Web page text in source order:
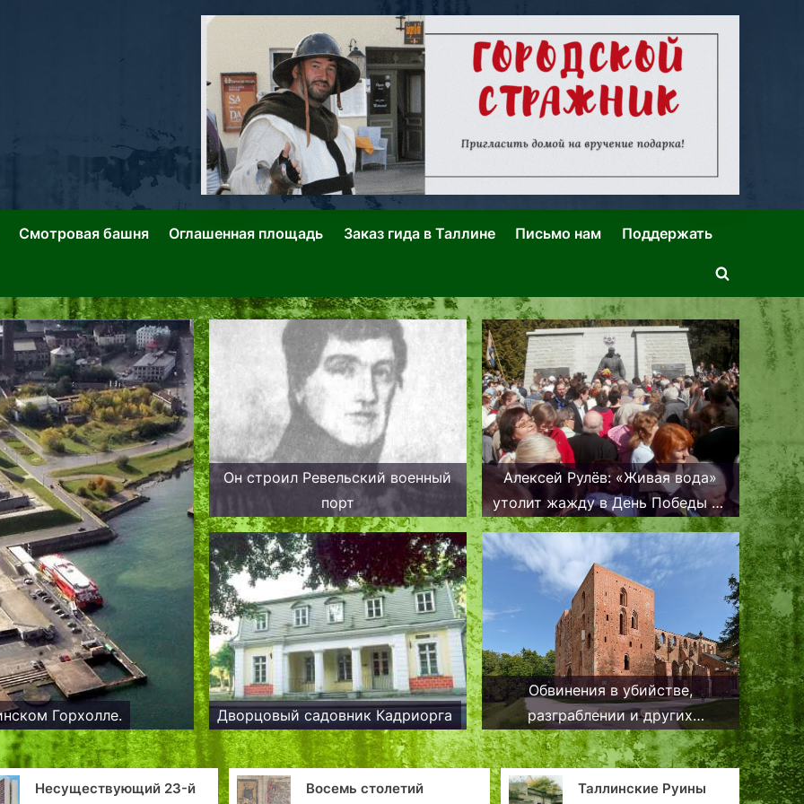
Переулки Городских Легенд
Смотровая башня Оглашенная площадь Заказ гида в Таллине Письмо нам Поддержать
Toggle
search
form
Горхолле.
Он строил Ревельский военный
порт
Алексей Рулёв: «Живая вода»
утолит жажду в День Победы на
Воинском кладбище в Таллине
Дворцовый садовник Кадриорга
Обвинения в убийстве,
разграблении и других
злодеяниях. Продолжение
истории Йоханна Весенберга
й
Восемь столетий
Таллинские Руины
Таллинн Эдуарда